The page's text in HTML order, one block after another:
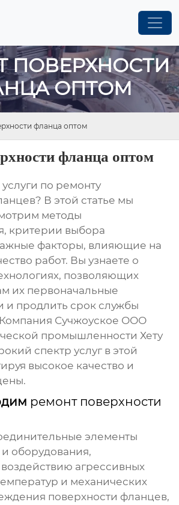
ПОВЕРХНОСТИ
ОПТОМ
фланца оптом
фланца оптом
по ремонту
? В этой статье мы
методы
критерии выбора
факторы, влияющие на
работ. Вы узнаете о
позволяющих
их первоначальные
и продлить срок службы
Сучжоуское ООО
промышленности Хету
спектр услуг в этой
высокое качество и
ремонт поверхности
элементы
оборудования,
агрессивных
и механических
поверхности фланцев,